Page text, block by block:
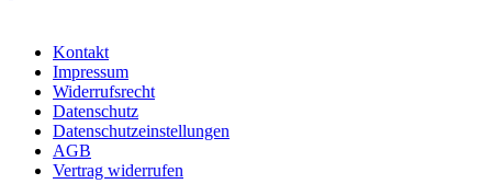
Kontakt
Impressum
Widerrufsrecht
Datenschutz
Datenschutzeinstellungen
AGB
Vertrag widerrufen